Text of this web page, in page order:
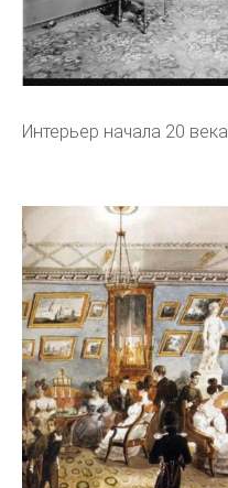
Интерьер начала 20 века